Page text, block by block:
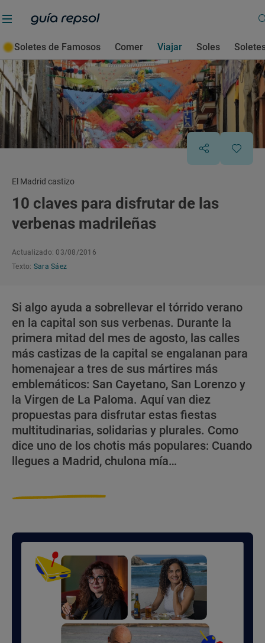
Soletes de Famosos Comer Viajar Soles
El Madrid castizo
10 claves para disfrutar de las
verbenas madrileñas
Actualizado: 03/08/2016
Texto: Sara Sáez
Si algo ayuda a sobrellevar el tórrido verano
en la capital son sus verbenas. Durante la
primera mitad del mes de agosto, las calles
más castizas de la capital se engalanan para
homenajear a tres de sus mártires más
emblemáticos: San Cayetano, San Lorenzo y
la Virgen de La Paloma. Aquí van diez
propuestas para disfrutar estas fiestas
multitudinarias, solidarias y plurales. Como
dice uno de los chotis más populares: Cuando
llegues a Madrid, chulona mía…